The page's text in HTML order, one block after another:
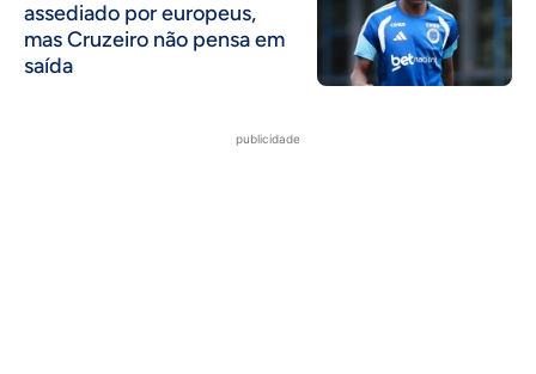
assediado por europeus,
mas Cruzeiro não pensa em
saída
publicidade